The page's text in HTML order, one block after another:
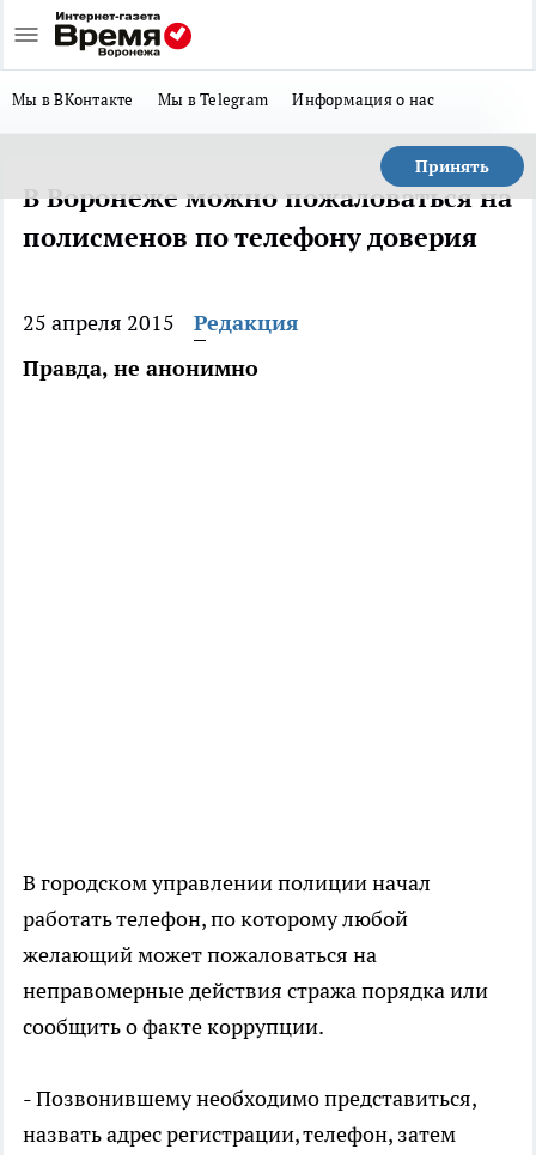
Мы в ВКонтакте Мы в Telegram Информация о нас
Принять
В Воронеже можно пожаловаться на
полисменов по телефону доверия
25 апреля 2015
Редакция
Правда, не анонимно
В городском управлении полиции начал
работать телефон, по которому любой
желающий может пожаловаться на
неправомерные действия стража порядка или
сообщить о факте коррупции.
- Позвонившему необходимо представиться,
назвать адрес регистрации, телефон, затем